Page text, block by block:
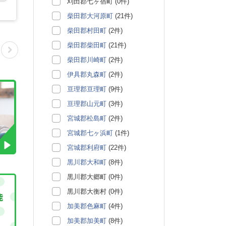
柴田郡大河原町 (21件)
柴田郡村田町 (2件)
柴田郡柴田町 (21件)
柴田郡川崎町 (2件)
伊具郡丸森町 (2件)
亘理郡亘理町 (9件)
亘理郡山元町 (3件)
宮城郡松島町 (2件)
宮城郡七ヶ浜町 (1件)
宮城郡利府町 (22件)
黒川郡大和町 (8件)
黒川郡大郷町 (0件)
黒川郡大衡村 (0件)
加美郡色麻町 (4件)
加美郡加美町 (8件)